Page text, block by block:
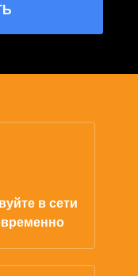
в сети